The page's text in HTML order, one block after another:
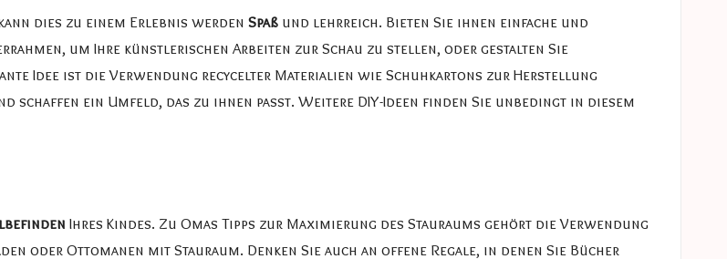
dies zu einem Erlebnis werden Spaß und lehrreich. Bieten Sie ihnen einfache und
um Ihre künstlerischen Arbeiten zur Schau zu stellen, oder gestalten Sie
Idee ist die Verwendung recycelter Materialien wie Schuhkartons zur Herstellung
ein Umfeld, das zu ihnen passt. Weitere DIY-Ideen finden Sie unbedingt in diesem
Ihres Kindes. Zu Omas Tipps zur Maximierung des Stauraums gehört die Verwendung
oder Ottomanen mit Stauraum. Denken Sie auch an offene Regale, in denen Sie Bücher